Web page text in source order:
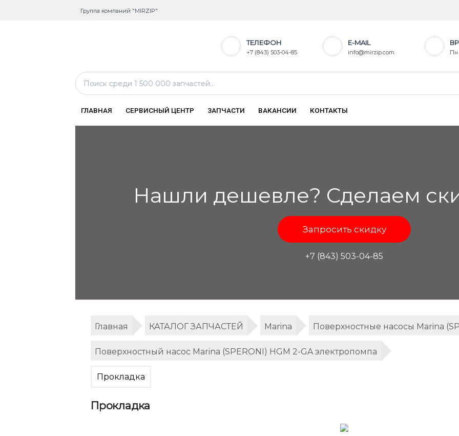
Группа компаний "MIRZIP"
ТЕЛЕФОН
+7 (843) 503-04-85
E-MAIL
info@mirzip.com Пн
ГЛАВНАЯ СЕРВИСНЫЙ ЦЕНТР ЗАПЧАСТИ ВАКАНСИИ КОНТАКТЫ
Нашли дешевле? Сделаем
Запросить скидку
+7 (843) 503-04-85
Главная КАТАЛОГ ЗАПЧАСТЕЙ Marina Поверхностные насосы Marina
Поверхностный насос Marina (SPERONI) HGM 2-GA электропомпа
Прокладка
Прокладка